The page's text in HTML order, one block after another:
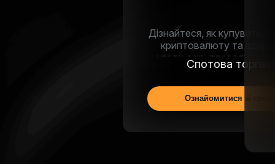
Від реєстрації до першої угоди —
усе, що потрібно знати
Необхідні посібники
Читати посібники